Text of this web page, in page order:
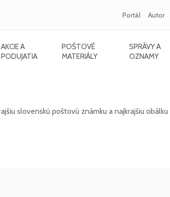
Portál Autor
AKCIE A
PODUJATIA
POŠTOVÉ
MATERIÁLY
SPRÁVY A
OZNAMY
slovenskú poštovú známku a najkrajšiu